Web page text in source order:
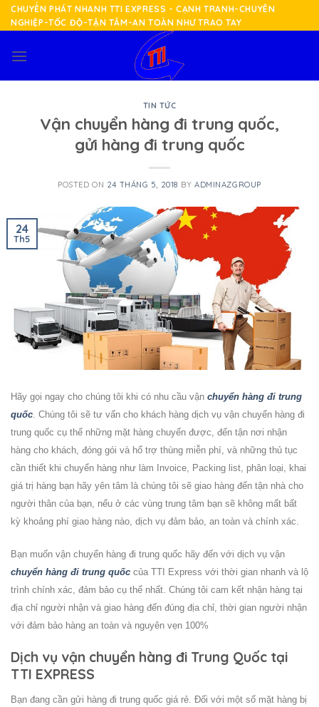
Skip
to
CHUYỂN PHÁT NHANH TTI EXPRESS - CẠNH TRANH-CHUYÊN
NGHIỆP-TỐC ĐỘ-TẬN TÂM-AN TOÀN NHƯ TRAO TAY
TIN TỨC
Vận chuyển hàng đi trung quốc,
gửi hàng đi trung quốc
POSTED ON 24 THÁNG 5, 2018 BYADMINAZGROUP
24
Th5
Hãy gọi ngay cho chúng tôi khi có nhu cầu vận chuyển hàng đi trung
quốc. Chúng tôi sẽ tư vấn cho khách hàng dịch vụ vận chuyển hàng đi
trung quốc cụ thể những mặt hàng chuyển được, đến tận nơi nhận
hàng cho khách, đóng gói và hổ trợ thùng miễn phí, và những thủ tục
cần thiết khi chuyển hàng như làm Invoice, Packing list, phân loại, khai
giá trị hàng bạn hãy yên tâm là chúng tôi sẽ giao hàng đến tận nhà cho
người thân của bạn, nếu ở các vùng trung tâm bạn sẽ không mất bất
kỳ khoảng phí giao hàng nào, dịch vụ đảm bảo, an toàn và chính xác.
Bạn muốn vận chuyển hàng đi trung quốc hãy đến với dịch vụ vận
chuyển hàng đi trung quốc của TTI Express với thời gian nhanh và lộ
trình chính xác, đảm bảo cụ thể nhất. Chúng tôi cam kết nhận hàng tại
địa chỉ người nhận và giao hàng đến đúng địa chỉ, thời gian người nhận
với đảm bảo hàng an toàn và nguyên vẹn 100%
Dịch vụ vận chuyển hàng đi Trung Quốc tại
TTI EXPRESS
Bạn đang cần gửi hàng đi trung quốc giá rẻ. Đối với một số mặt hàng bị